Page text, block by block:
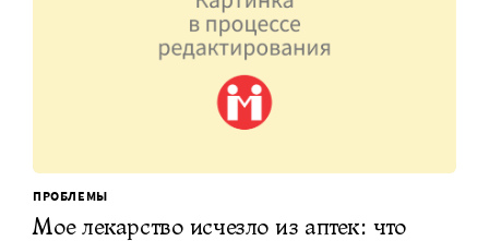
ПРОБЛЕМЫ
Мое лекарство исчезло из аптек: что